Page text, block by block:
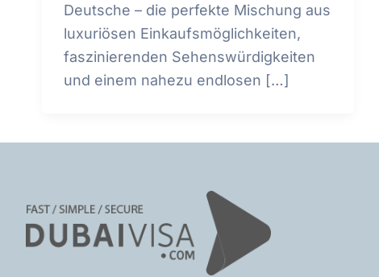
Deutsche – die perfekte Mischung aus
luxuriösen Einkaufsmöglichkeiten,
faszinierenden Sehenswürdigkeiten
und einem nahezu endlosen […]